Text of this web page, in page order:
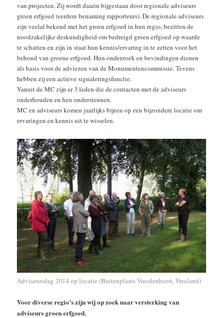
van projecten. Zij wordt daarin bijgestaan door regionale adviseurs
groen erfgoed (eerdere benaming rapporteurs). De regionale adviseurs
zijn veelal bekend met het groen erfgoed in hun regio, bezitten de
noodzakelijke deskundigheid om bedreigd groen erfgoed op waarde
te schatten en zijn in staat hun kennis/ervaring in te zetten voor het
behoud van groene erfgoed. Hun onderzoek en bevindingen dienen
als basis voor de adviezen van de Monumentencommissie. Tevens
hebben zij een actieve signaleringsfunctie.
Vanuit de MC zijn er 3 leden die de contacten met de adviseurs
onderhouden en hen ondersteunen.
MC en adviseurs komen jaarlijks bijeen op een bijzondere locatie om
ervaringen en kennis uit te wisselen.
Adviseursdag 2014 op locatie (Buitenplaats Vreedenhorst, Vreeland)
Voor diverse regio’s zijn wij op zoek naar versterking van
adviseurs groen erfgoed.